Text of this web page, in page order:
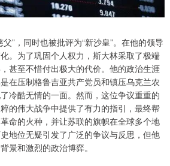
”，同时也被批评为“新沙皇”。在他的领导
。为了巩固个人权力，斯大林采取了极端
甚至不惜付出极大的代价。他的政治生涯
在压制格鲁吉亚共产党员和镇压乌克兰农
冷酷无情的一面。然而，这位争议重重的
的伟大战争中提供了有力的指引，最终帮
命的火种，并让苏联的旗帜在全球多个地
地位无疑引发了广泛的争议与反思，但他
景和激烈的政治博弈。